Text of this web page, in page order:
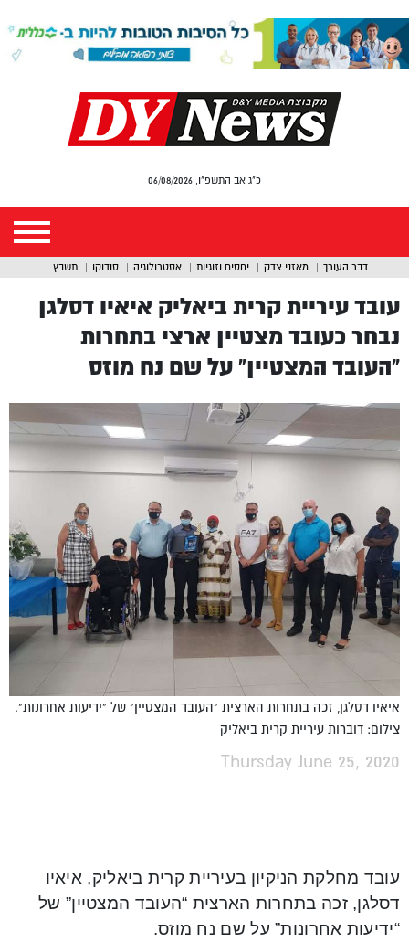
כ"ג אב התשפ"ו, 06/08/2026
דבר העורך מאזני צדק יחסים וזוגיות אסטרולוגיה סודוקו תשבץ
עובד עיריית קרית ביאליק איאיו דסלגן
נבחר כעובד מצטיין ארצי בתחרות
“העובד המצטיין” על שם נח מוזס
איאיו דסלגן, זכה בתחרות הארצית "העובד המצטיין" של "ידיעות אחרונות".
צילום: דוברות עיריית קרית ביאליק
Thursday June 25, 2020
עובד מחלקת הניקיון בעיריית קרית ביאליק, איאיו
דסלגן, זכה בתחרות הארצית “העובד המצטיין” של
“ידיעות אחרונות” על שם נח מוזס.